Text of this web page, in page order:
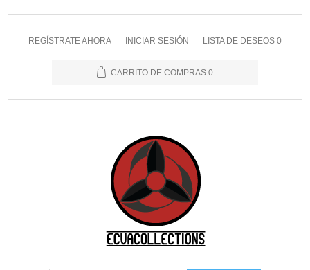
REGÍSTRATE AHORA INICIAR SESIÓN LISTA DE DESEOS 0
CARRITO DE COMPRAS 0